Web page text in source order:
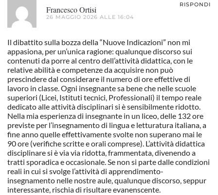
Francesco Ortisi
26 MAGGIO 2026 ALLE 16:04
RISPONDI
Il dibattito sulla bozza della “Nuove Indicazioni” non mi
appasiona, per un’unica ragione: qualunque discorso sui
contenuti da porre al centro dell’attività didattica, con le
relative abilità e competenze da acquisire non può
prescindere dal considerare il numero di ore effettive di
lavoro in classe. Ogni insegnante sa bene che nelle scuole
superiori (Licei, Istituti tecnici, Professionali) il tempo reale
dedicato alle attività disciplinari si è sensibilmente ridotto.
Nella mia esperienza di insegnante in un liceo, delle 132 ore
previste per l’insegnamento di lingua e letturatura italiana, a
fine anno quelle effettivamente svolte non superano mai le
90 ore (verifiche scritte e orali comprese). L’attività didattica
disciplinare si è via via ridotta, frammentata, divenendo a
tratti sporadica e occasionale. Se non si parte dalle condizioni
reali in cui si svolge l’attività di apprendimento-
insegnamento nelle nostre aule, qualunque discorso, seppur
interessante, rischia di risultare evanenscente.